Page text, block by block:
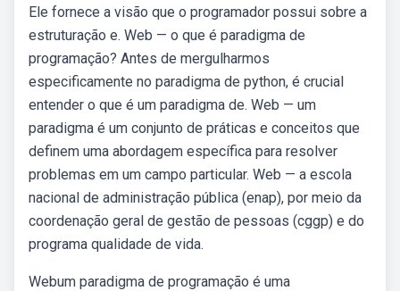
Ele fornece a visão que o programador possui sobre a
estruturação e. Web — o que é paradigma de
programação? Antes de mergulharmos
especificamente no paradigma de python, é crucial
entender o que é um paradigma de. Web — um
paradigma é um conjunto de práticas e conceitos que
definem uma abordagem específica para resolver
problemas em um campo particular. Web — a escola
nacional de administração pública (enap), por meio da
coordenação geral de gestão de pessoas (cggp) e do
programa qualidade de vida.
Webum paradigma de programação é uma